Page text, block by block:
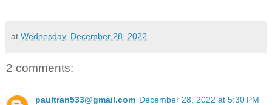
at Wednesday, December 28, 2022
2 comments:
paultran533@gmail.com December 28, 2022 at 5:30 PM